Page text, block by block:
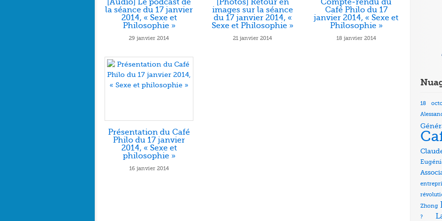
[Audio] Le podcast de
la séance du 17 janvier
2014, « Sexe et
Philosophie »
29 janvier 2014
[Photos] Retour en
images sur la séance
du 17 janvier 2014, «
Sexe et Philosophie »
21 janvier 2014
Compte-rendu du
Café Philo du 17
janvier 2014, « Sexe et
Philosophie »
18 janvier 2014
Présentation du Café
Philo du 17 janvier
2014, « Sexe et
philosophie »
16 janvier 2014
18
Zhong
?